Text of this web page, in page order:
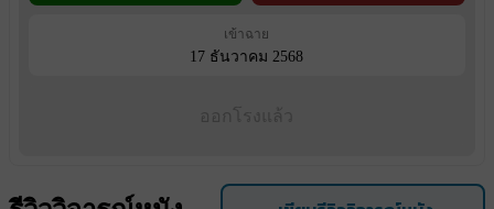
เข้าฉาย
17 ธันวาคม 2568